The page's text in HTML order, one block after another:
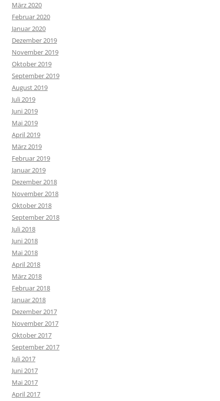
März 2020
Februar 2020
Januar 2020
Dezember 2019
November 2019
Oktober 2019
September 2019
August 2019
Juli 2019
Juni 2019
Mai 2019
April 2019
März 2019
Februar 2019
Januar 2019
Dezember 2018
November 2018
Oktober 2018
September 2018
Juli 2018
Juni 2018
Mai 2018
April 2018
März 2018
Februar 2018
Januar 2018
Dezember 2017
November 2017
Oktober 2017
September 2017
Juli 2017
Juni 2017
Mai 2017
April 2017